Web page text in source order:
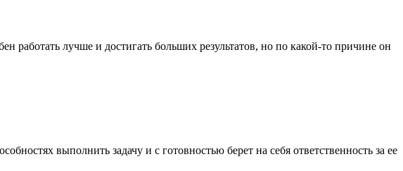
лучше и достигать больших результатов, но по какой-то причине он
выполнить задачу и с готовностью берет на себя ответственность за ее